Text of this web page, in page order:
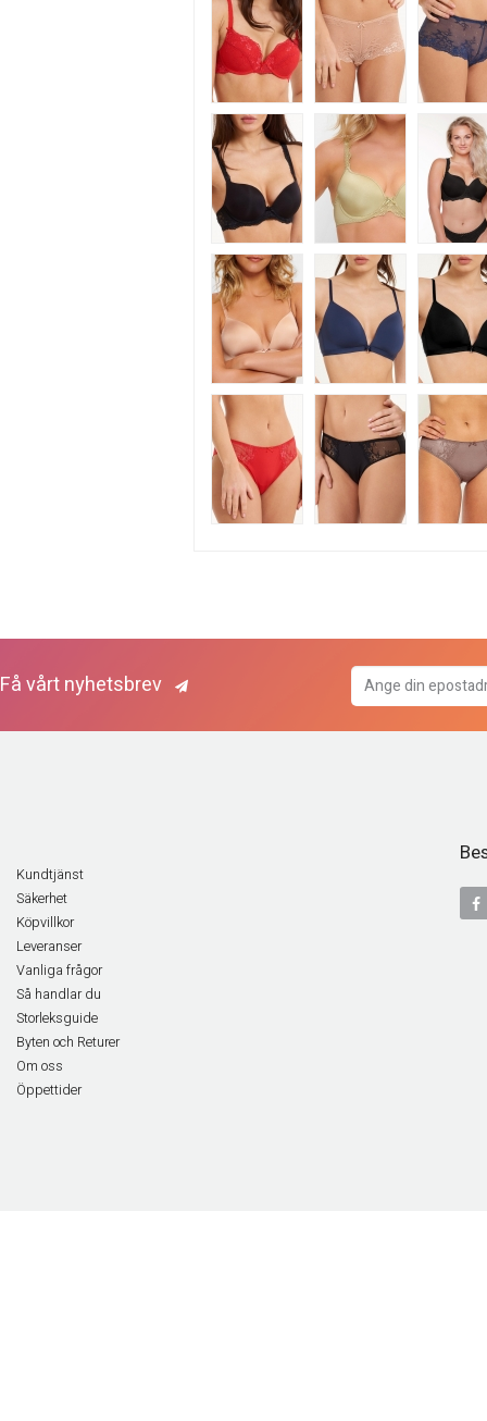
Få vårt nyhetsbrev
Kundtjänst
Säkerhet
Köpvillkor
Leveranser
Vanliga frågor
Så handlar du
Storleksguide
Byten och Returer
Om oss
Öppettider